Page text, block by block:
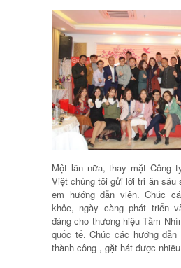
Một lần nữa, thay mặt Công
Việt chúng tôi gửi lời tri ân sâu
em hướng dẫn viên. Chúc
khỏe, ngày càng phát triển
đáng cho thương hiệu Tầm
quốc tế. Chúc các hướng
thành công , gặt hát được